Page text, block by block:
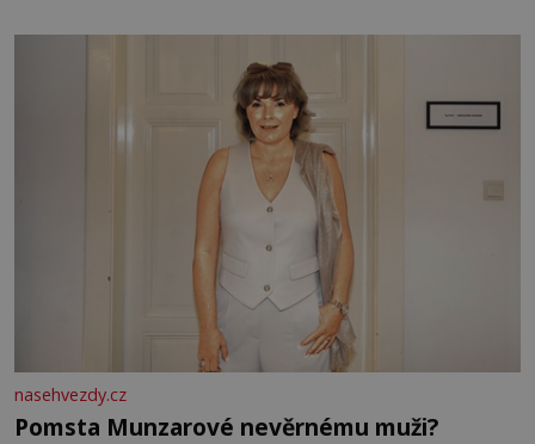
mi knihy, práce a hlavně klid. Hned po studiích jsem
nasehvezdy.cz
Pomsta Munzarové nevěrnému muži?